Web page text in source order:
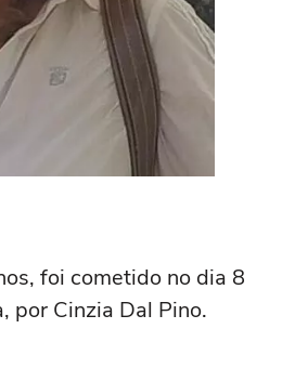
foi cometido no dia 8
por Cinzia Dal Pino.